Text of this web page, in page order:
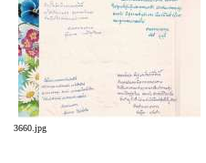
3660.jpg